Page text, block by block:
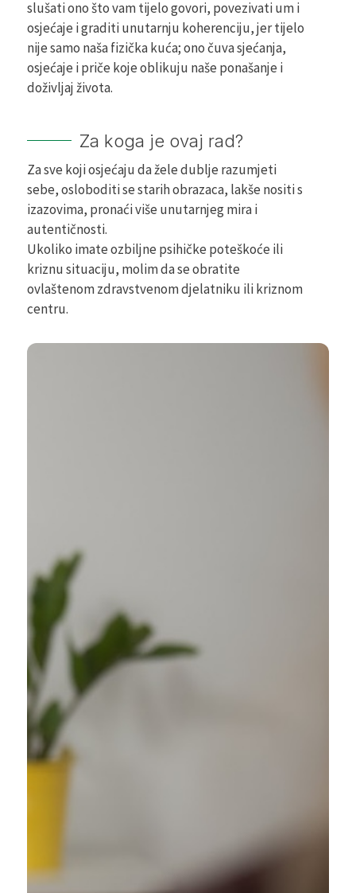
slušati ono što vam tijelo govori, povezivati um i
osjećaje i graditi unutarnju koherenciju, jer tijelo
nije samo naša fizička kuća; ono čuva sjećanja,
osjećaje i priče koje oblikuju naše ponašanje i
doživljaj života.
Za koga je ovaj rad?
Za sve koji osjećaju da žele dublje razumjeti
sebe, osloboditi se starih obrazaca, lakše nositi s
izazovima, pronaći više unutarnjeg mira i
autentičnosti.
Ukoliko imate ozbiljne psihičke poteškoće ili
kriznu situaciju, molim da se obratite
ovlaštenom zdravstvenom djelatniku ili kriznom
centru.